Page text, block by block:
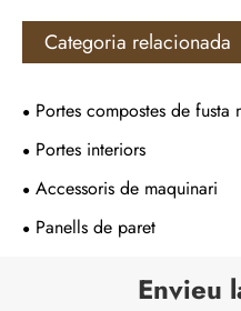
Categoria relacionada
Portes compostes de fusta
Portes interiors
Accessoris de maquinari
Panells de paret
Envieu